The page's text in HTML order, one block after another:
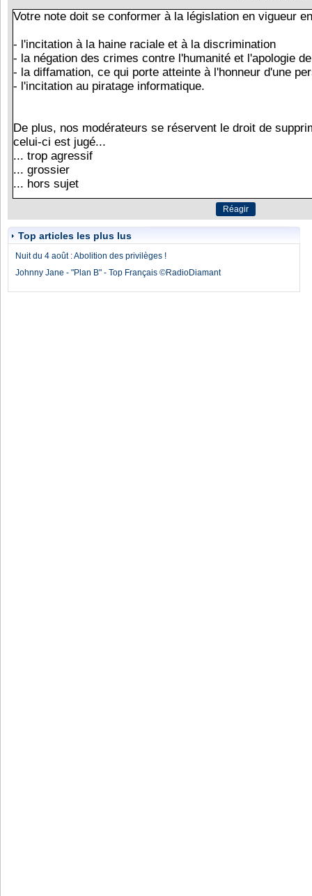
Top articles les plus lus
Nuit du 4 août : Abolition des privilèges !
Johnny Jane - "Plan B" - Top Français ©RadioDiamant